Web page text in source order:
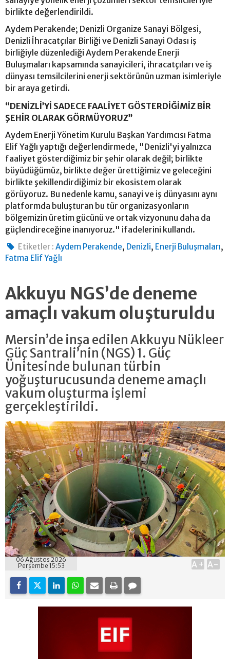
birlikte değerlendirildi.
Aydem Perakende; Denizli Organize Sanayi Bölgesi,
Denizli İhracatçılar Birliği ve Denizli Sanayi Odası iş
birliğiyle düzenlediği Aydem Perakende Enerji
Buluşmaları kapsamında sanayicileri, ihracatçıları ve iş
dünyası temsilcilerini enerji sektörünün uzman isimleriyle
bir araya getirdi.
“DENİZLİ’Yİ SADECE FAALİYET GÖSTERDİĞİMİZ BİR
ŞEHİR OLARAK GÖRMÜYORUZ”
Aydem Enerji Yönetim Kurulu Başkan Yardımcısı Fatma
Elif Yağlı yaptığı değerlendirmede, "Denizli'yi yalnızca
faaliyet gösterdiğimiz bir şehir olarak değil; birlikte
büyüdüğümüz, birlikte değer ürettiğimiz ve geleceğini
birlikte şekillendirdiğimiz bir ekosistem olarak
görüyoruz. Bu nedenle kamu, sanayi ve iş dünyasını aynı
platformda buluşturan bu tür organizasyonların
bölgemizin üretim gücünü ve ortak vizyonunu daha da
güçlendireceğine inanıyoruz." ifadelerini kullandı.
Etiketler : Aydem Perakende, Denizli, Enerji Buluşmaları,
Fatma Elif Yağlı
Akkuyu NGS’de deneme
amaçlı vakum oluşturuldu
Mersin’de inşa edilen Akkuyu Nükleer
Güç Santrali’nin (NGS) 1. Güç
Ünitesinde bulunan türbin
yoğuşturucusunda deneme amaçlı
vakum oluşturma işlemi
gerçekleştirildi.
06 Ağustos 2026
Perşembe 15:53
A+ A-